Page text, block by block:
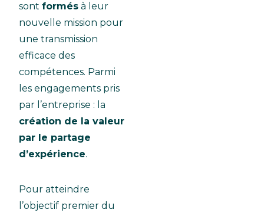
sont formés à leur
nouvelle mission pour
une transmission
efficace des
compétences. Parmi
les engagements pris
par l’entreprise : la
création de la valeur
par le partage
d’expérience.
Pour atteindre
l’objectif premier du